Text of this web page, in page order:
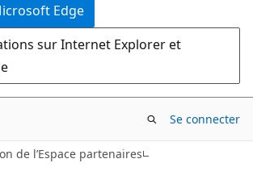
Edge
sur Internet Explorer et
Se connecter
de l’Espace partenaires